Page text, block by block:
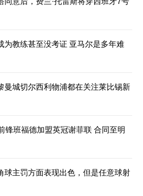
为教练甚至没考证 亚马尔是多年难
曼城切尔西利物浦都在关注莱比锡新
锋班福德加盟英冠谢菲联 合同至明
球主罚方面表现出色，但是任意球射